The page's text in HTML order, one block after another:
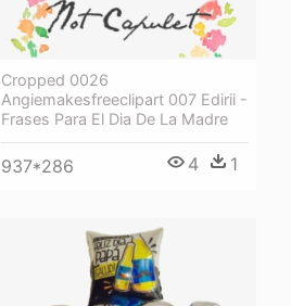
Cropped 0026
Angiemakesfreeclipart 007 Edirii -
Frases Para El Dia De La Madre
937*286 4 1